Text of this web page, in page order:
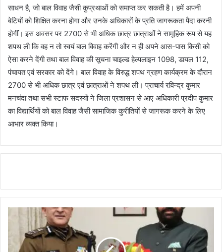
साधन है, जो बाल विवाह जैसी कुप्रथाओं को समाप्त कर सकती है। हमें अपनी
बेटियों को शिक्षित करना होगा और उनके अधिकारों के प्रति जागरूकता पैदा करनी
होगीं। इस अवसर पर 2700 से भी अधिक छात्र छात्राओं ने सामूहिक रूप से यह
शपथ ली कि वह न तो स्वयं बाल विवाह करेंगी और न ही अपने आस-पास किसी को
ऐसा करने देंगी तथा बाल विवाह की सूचना चाइल्ड हेल्पलाइन 1098, डायल 112,
पंचायत एवं सरकार को देंगे। बाल विवाह के विरुद्ध शपथ ग्रहण कार्यक्रम के दौरान
2700 से भी अधिक छात्र एवं छात्राओं ने शपथ ली। प्राचार्य रविन्द्र कुमार
मनचंदा तथा सभी स्टाफ सदस्यों ने जिला प्रशासन से आए अधिकारी प्रदीप कुमार
का विद्यार्थियों को बाल विवाह जैसी सामाजिक कुरीतियों से जागरूक करने के लिए
आभार व्यक्त किया।